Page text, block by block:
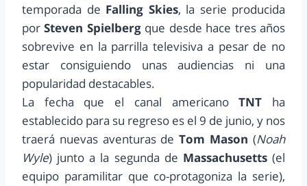
temporada de Falling Skies, la serie producida
porSteven Spielberg que desde hace tres años
sobrevive en la parrilla televisiva a pesar de no
estar consiguiendo unas audiencias ni una
popularidad destacables.
La fecha que el canal americanoTNT ha
establecido para su regreso es el 9 de junio, y nos
traerá nuevas aventuras deTom Mason (Noah
Wyle) junto a la segunda de Massachusetts(el
equipo paramilitar que co-protagoniza la serie),